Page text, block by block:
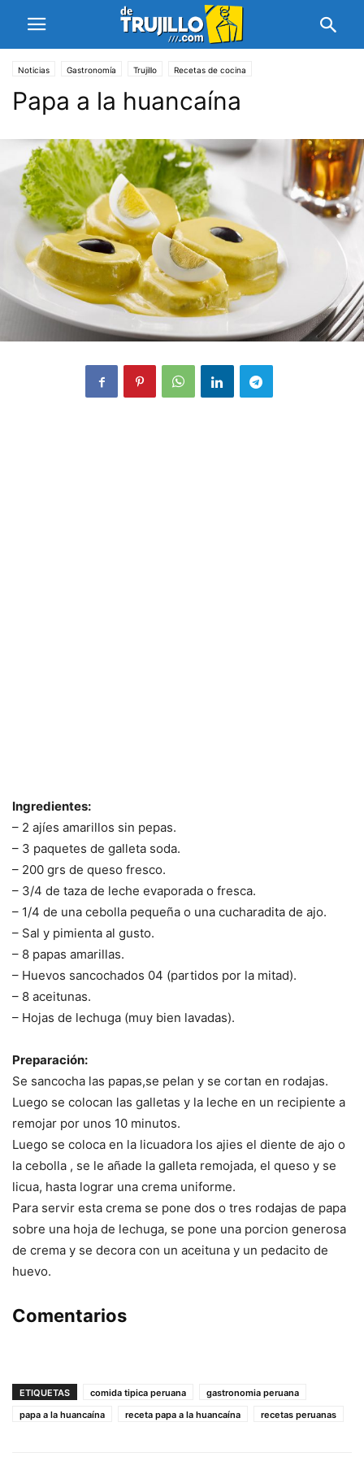
Noticias Gastronomía Trujillo Recetas de cocina
Papa a la huancaína
Ingredientes:
– 2 ajíes amarillos sin pepas.
– 3 paquetes de galleta soda.
– 200 grs de queso fresco.
– 3/4 de taza de leche evaporada o fresca.
– 1/4 de una cebolla pequeña o una cucharadita de ajo.
– Sal y pimienta al gusto.
– 8 papas amarillas.
– Huevos sancochados 04 (partidos por la mitad).
– 8 aceitunas.
– Hojas de lechuga (muy bien lavadas).
Preparación:
Se sancocha las papas,se pelan y se cortan en rodajas.
Luego se colocan las galletas y la leche en un recipiente a
remojar por unos 10 minutos.
Luego se coloca en la licuadora los ajies el diente de ajo o
la cebolla , se le añade la galleta remojada, el queso y se
licua, hasta lograr una crema uniforme.
Para servir esta crema se pone dos o tres rodajas de papa
sobre una hoja de lechuga, se pone una porcion generosa
de crema y se decora con un aceituna y un pedacito de
huevo.
Comentarios
ETIQUETAS comida tipica peruana
gastronomia peruana
papa a la huancaína
receta papa a la huancaína recetas peruanas